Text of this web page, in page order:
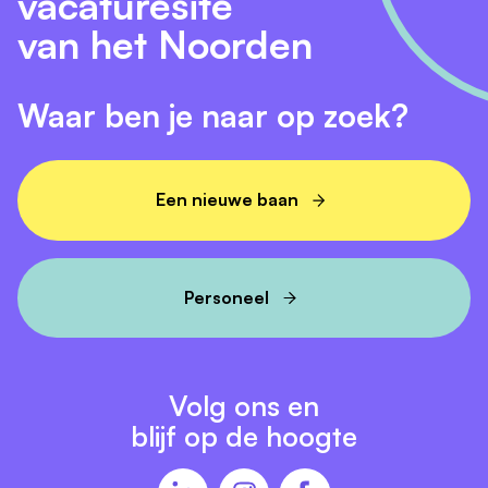
van het Noorden
Waar ben je naar op zoek?
Een nieuwe baan
Personeel
Volg ons en
blijf op de hoogte